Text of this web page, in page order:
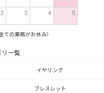
2 3 4 5
ての業務がお休み）
一覧
イヤリング
ブレスレット